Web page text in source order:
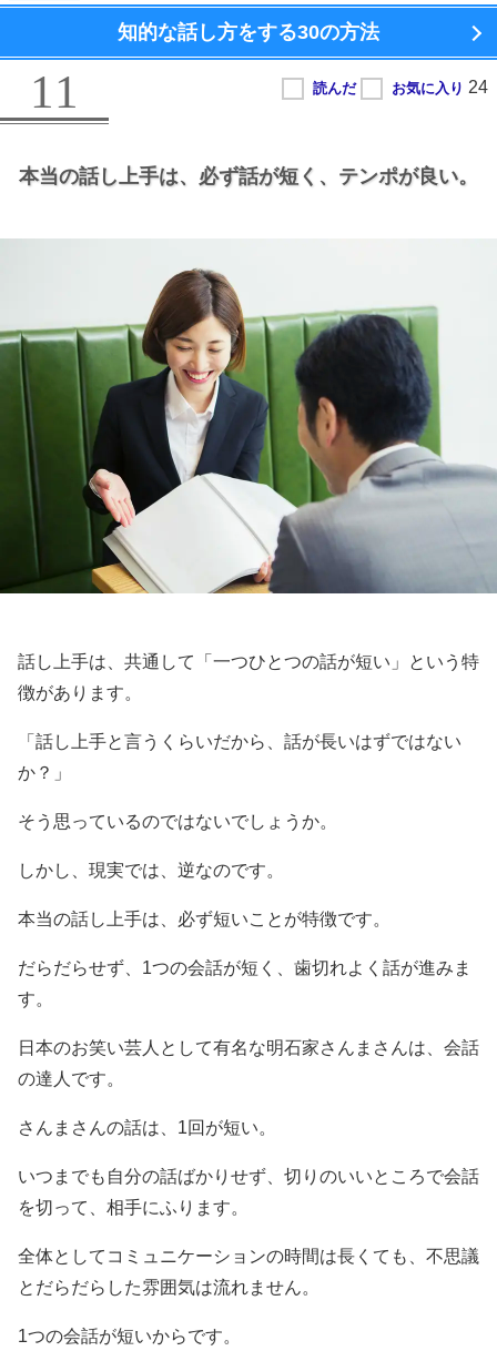
知的な話し方をする30の方法
11
本当の話し上手は、 必ず話が短く、 テンポが良い。
話し上手は、共通して「一つひとつの話が短い」という特
徴があります。
「話し上手と言うくらいだから、話が長いはずではない
か？」
そう思っているのではないでしょうか。
しかし、現実では、逆なのです。
本当の話し上手は、必ず短いことが特徴です。
だらだらせず、1つの会話が短く、歯切れよく話が進みま
す。
日本のお笑い芸人として有名な明石家さんまさんは、会話
の達人です。
さんまさんの話は、1回が短い。
いつまでも自分の話ばかりせず、切りのいいところで会話
を切って、相手にふります。
全体としてコミュニケーションの時間は長くても、不思議
とだらだらした雰囲気は流れません。
1つの会話が短いからです。